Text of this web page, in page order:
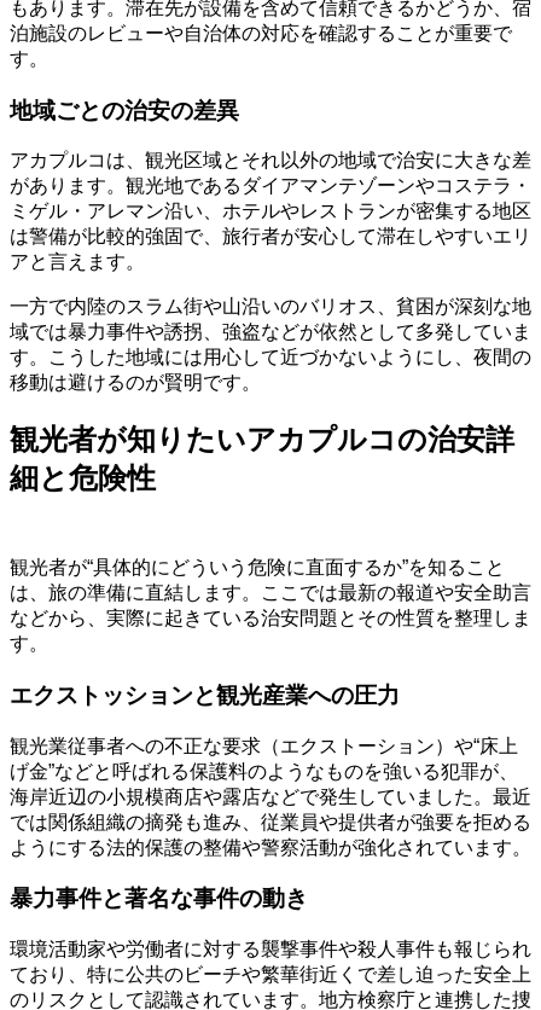
もあります。滞在先が設備を含めて信頼できるかどうか、宿
泊施設のレビューや自治体の対応を確認することが重要で
す。
地域ごとの治安の差異
アカプルコは、観光区域とそれ以外の地域で治安に大きな差
があります。観光地であるダイアマンテゾーンやコステラ・
ミゲル・アレマン沿い、ホテルやレストランが密集する地区
は警備が比較的強固で、旅行者が安心して滞在しやすいエリ
アと言えます。
一方で内陸のスラム街や山沿いのバリオス、貧困が深刻な地
域では暴力事件や誘拐、強盗などが依然として多発していま
す。こうした地域には用心して近づかないようにし、夜間の
移動は避けるのが賢明です。
観光者が知りたいアカプルコの治安詳
細と危険性
観光者が“具体的にどういう危険に直面するか”を知ること
は、旅の準備に直結します。ここでは最新の報道や安全助言
などから、実際に起きている治安問題とその性質を整理しま
す。
エクストッションと観光産業への圧力
観光業従事者への不正な要求（エクストーション）や“床上
げ金”などと呼ばれる保護料のようなものを強いる犯罪が、
海岸近辺の小規模商店や露店などで発生していました。最近
では関係組織の摘発も進み、従業員や提供者が強要を拒める
ようにする法的保護の整備や警察活動が強化されています。
暴力事件と著名な事件の動き
環境活動家や労働者に対する襲撃事件や殺人事件も報じられ
ており、特に公共のビーチや繁華街近くで差し迫った安全上
のリスクとして認識されています。地方検察庁と連携した捜